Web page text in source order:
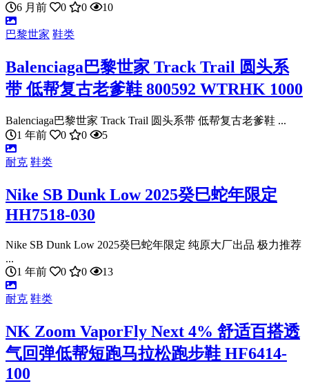
6 月前
0 0 10
巴黎世家 鞋类
Balenciaga巴黎世家 Track Trail 圆头系
带 低帮复古老爹鞋 800592 WTRHK 1000
Balenciaga巴黎世家 Track Trail 圆头系带 低帮复古老爹鞋 ...
1 年前
0 0 5
耐克 鞋类
Nike SB Dunk Low 2025癸巳蛇年限定
HH7518-030
Nike SB Dunk Low 2025癸巳蛇年限定 纯原大厂出品 极力推荐
...
1 年前
0 0 13
耐克 鞋类
NK Zoom VaporFly Next 4% 舒适百搭透
气回弹低帮短跑马拉松跑步鞋 HF6414-
100